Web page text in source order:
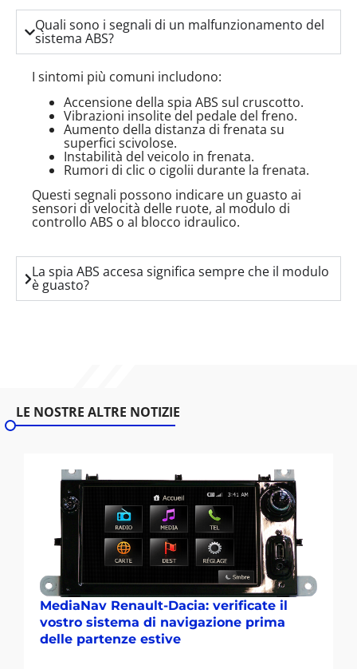
Quali sono i segnali di un malfunzionamento del
sistema ABS?
I sintomi più comuni includono:
Accensione della spia ABS sul cruscotto.
Vibrazioni insolite del pedale del freno.
Aumento della distanza di frenata su
superfici scivolose.
Instabilità del veicolo in frenata.
Rumori di clic o cigolii durante la frenata.
Questi segnali possono indicare un guasto ai
sensori di velocità delle ruote, al modulo di
controllo ABS o al blocco idraulico.
La spia ABS accesa significa sempre che il modulo
è guasto?
LE NOSTRE ALTRE NOTIZIE
MediaNav Renault-Dacia: verificate il
vostro sistema di navigazione prima
delle partenze estive